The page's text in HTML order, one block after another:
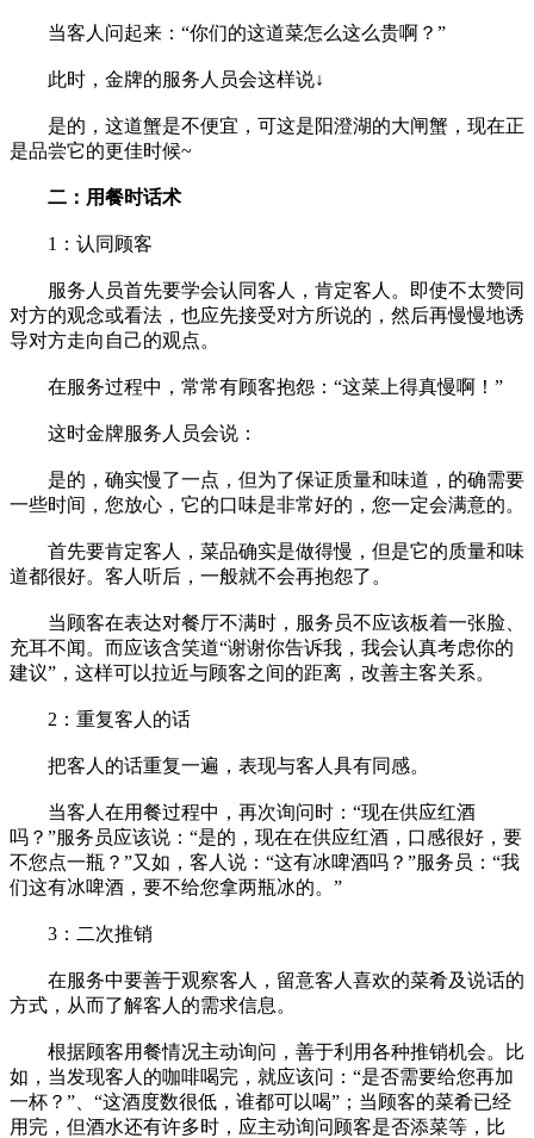
当客人问起来：“你们的这道菜怎么这么贵啊？”
此时，金牌的服务人员会这样说↓
是的，这道蟹是不便宜，可这是阳澄湖的大闸蟹，现在正
是品尝它的更佳时候~
二：用餐时话术
1：认同顾客
服务人员首先要学会认同客人，肯定客人。即使不太赞同
对方的观念或看法，也应先接受对方所说的，然后再慢慢地诱
导对方走向自己的观点。
在服务过程中，常常有顾客抱怨：“这菜上得真慢啊！”
这时金牌服务人员会说：
是的，确实慢了一点，但为了保证质量和味道，的确需要
一些时间，您放心，它的口味是非常好的，您一定会满意的。
首先要肯定客人，菜品确实是做得慢，但是它的质量和味
道都很好。客人听后，一般就不会再抱怨了。
当顾客在表达对餐厅不满时，服务员不应该板着一张脸、
充耳不闻。而应该含笑道“谢谢你告诉我，我会认真考虑你的
建议”，这样可以拉近与顾客之间的距离，改善主客关系。
2：重复客人的话
把客人的话重复一遍，表现与客人具有同感。
当客人在用餐过程中，再次询问时：“现在供应红酒
吗？”服务员应该说：“是的，现在在供应红酒，口感很好，要
不您点一瓶？”又如，客人说：“这有冰啤酒吗？”服务员：“我
们这有冰啤酒，要不给您拿两瓶冰的。”
3：二次推销
在服务中要善于观察客人，留意客人喜欢的菜肴及说话的
方式，从而了解客人的需求信息。
根据顾客用餐情况主动询问，善于利用各种推销机会。比
如，当发现客人的咖啡喝完，就应该问：“是否需要给您再加
一杯？”、“这酒度数很低，谁都可以喝”；当顾客的菜肴已经
用完，但酒水还有许多时，应主动询问顾客是否添菜等，比